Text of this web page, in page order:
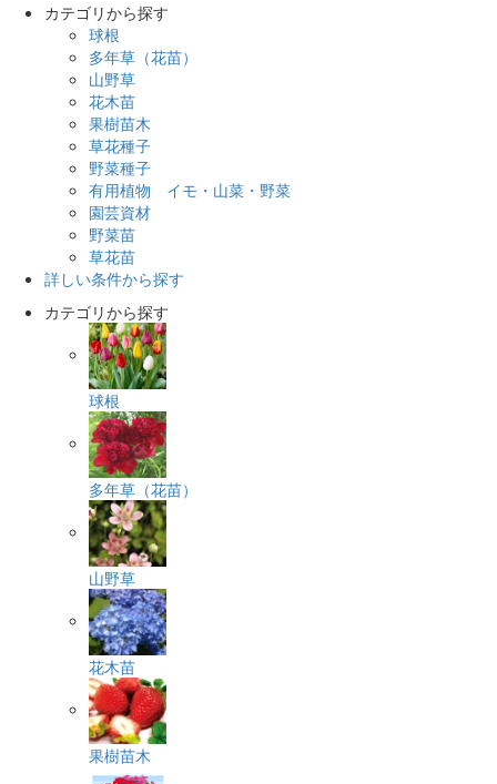
カテゴリから探す
球根
多年草（花苗）
山野草
花木苗
果樹苗木
草花種子
野菜種子
有用植物 イモ・山菜・野菜
園芸資材
野菜苗
草花苗
詳しい条件から探す
カテゴリから探す
球根
多年草（花苗）
山野草
花木苗
果樹苗木